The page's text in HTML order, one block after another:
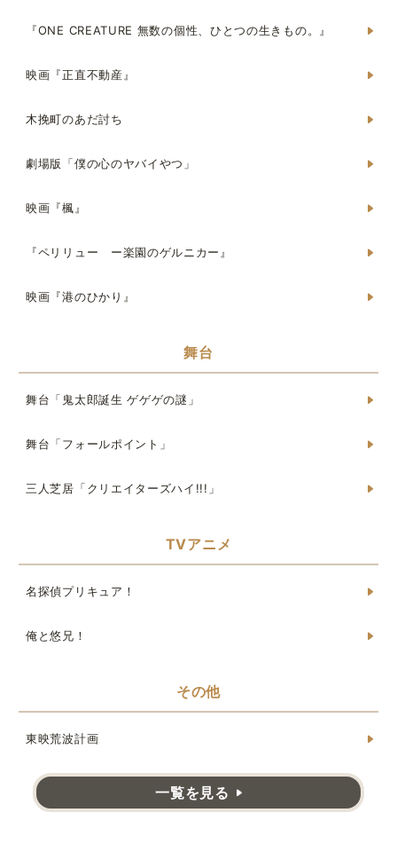
『ONE CREATURE 無数の個性、ひとつの生きもの。』
映画『正直不動産』
木挽町のあだ討ち
劇場版「僕の心のヤバイやつ」
映画『楓』
『ペリリュー ー楽園のゲルニカー』
映画『港のひかり』
舞台
舞台「鬼太郎誕生 ゲゲゲの謎」
舞台「フォールポイント」
三人芝居「クリエイターズハイ!!!」
TVアニメ
名探偵プリキュア！
俺と悠兄！
その他
東映荒波計画
一覧を見る